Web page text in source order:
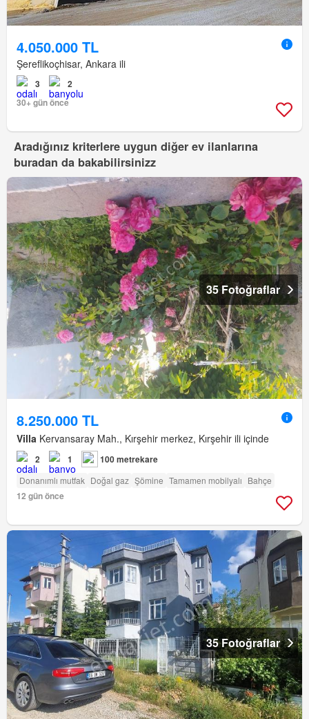
4.050.000 TL
Şereflikoçhisar, Ankara ili
3
2
30+ gün önce
Aradığınız kriterlere uygun diğer ev ilanlarına
buradan da bakabilirsinizz
35 Fotoğraflar
8.250.000 TL
Villa Kervansaray Mah., Kırşehir merkez, Kırşehir ili içinde
2 1 100 metrekare
Donanımlı mutfak Doğal gaz Şömine Tamamen mobilyalı Bahçe
12 gün önce
35 Fotoğraflar